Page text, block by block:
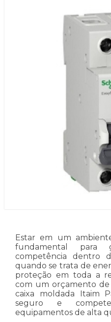
Estar em um
fundamental para
competência dentro
quando se trata de
proteção em toda a
com um orçamento
caixa moldada Itaim
seguro e
equipamentos de alta